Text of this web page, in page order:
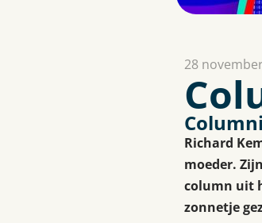
28
Richard
moeder.
column uit
zonnetje